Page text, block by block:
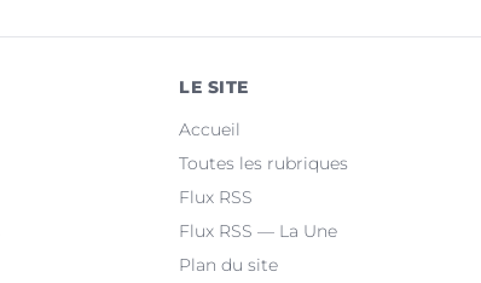
LE SITE
Accueil
Toutes les rubriques
Flux RSS
Flux RSS — La Une
Plan du site